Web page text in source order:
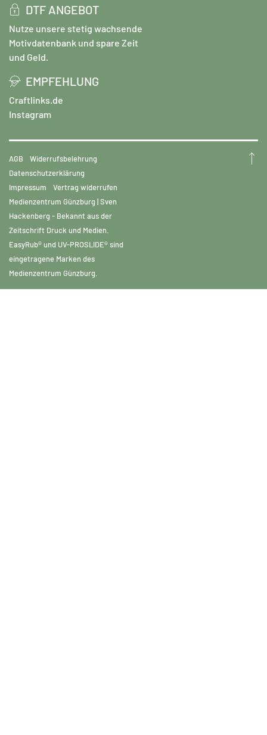
DTF ANGEBOT
Nutze unsere stetig wachsende
Motivdatenbank und spare Zeit
und Geld.
EMPFEHLUNG
Craftlinks.de
Instagram
AGB
Widerrufsbelehrung
Datenschutzerklärung
Impressum
Vertrag widerrufen
Medienzentrum Günzburg | Sven
Hackenberg - Bekannt aus der
Zeitschrift Druck und Medien.
EasyRub® und UV-PROSLIDE® sind
eingetragene Marken des
Medienzentrum Günzburg.